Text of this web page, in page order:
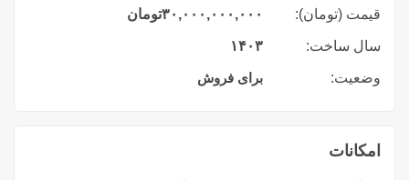
قیمت (تومان): ۳۰,۰۰۰,۰۰۰,۰۰۰تومان
سال ساخت: ۱۴۰۳
وضعیت: برای فروش
امکانات